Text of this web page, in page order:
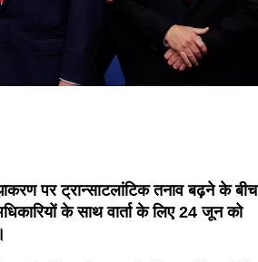
पर ट्रान्साटलांटिक तनाव बढ़ने के बीच
के साथ वार्ता के लिए 24 जून को